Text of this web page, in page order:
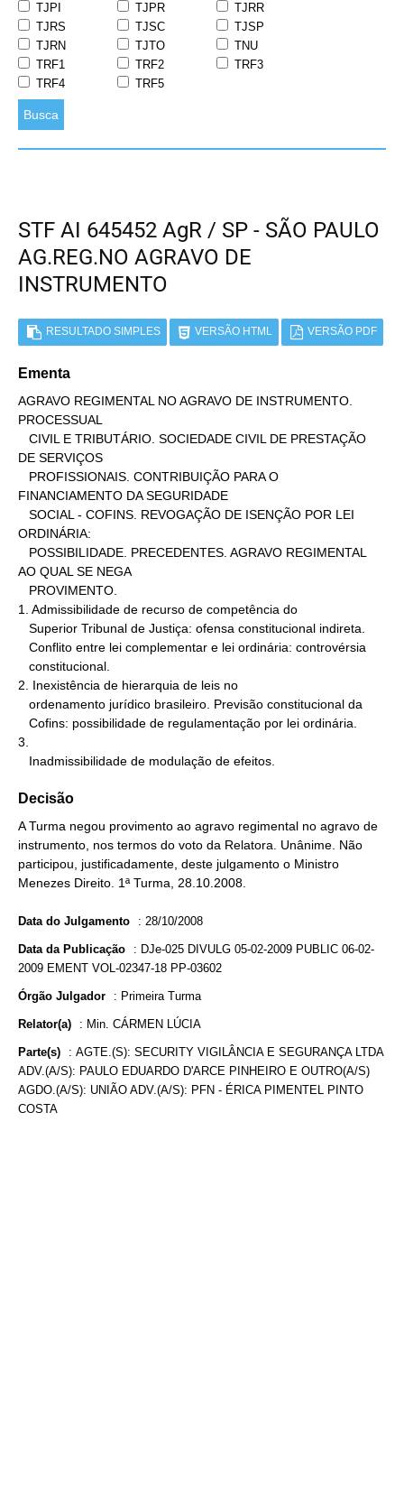
TJPI
TJPR
TJRR
TJRS
TJSC
TJSP
TJRN
TJTO
TNU
TRF1
TRF2
TRF3
TRF4
TRF5
Busca
STF AI 645452 AgR / SP - SÃO PAULO
AG.REG.NO AGRAVO DE
INSTRUMENTO
RESULTADO SIMPLES VERSÃO HTML VERSÃO PDF
Ementa
AGRAVO REGIMENTAL NO AGRAVO DE INSTRUMENTO.
PROCESSUAL
DE SERVIÇOS
FINANCIAMENTO DA SEGURIDADE
ORDINÁRIA:
AO QUAL SE NEGA
1. Admissibilidade de recurso de competência do
2. Inexistência de hierarquia de leis no
3.
   Inadmissibilidade de modulação de efeitos.
Decisão
A Turma negou provimento ao agravo regimental no agravo de
instrumento, nos termos do voto da Relatora. Unânime. Não
participou, justificadamente, deste julgamento o Ministro
Menezes Direito. 1ª Turma, 28.10.2008.
Data do Julgamento : 28/10/2008
Data da Publicação : DJe-025 DIVULG 05-02-2009 PUBLIC 06-02-
2009 EMENT VOL-02347-18 PP-03602
Órgão Julgador : Primeira Turma
Relator(a) : Min. CÁRMEN LÚCIA
Parte(s) : AGTE.(S): SECURITY VIGILÂNCIA E SEGURANÇA LTDA
ADV.(A/S): PAULO EDUARDO D'ARCE PINHEIRO E OUTRO(A/S)
AGDO.(A/S): UNIÃO ADV.(A/S): PFN - ÉRICA PIMENTEL PINTO
COSTA